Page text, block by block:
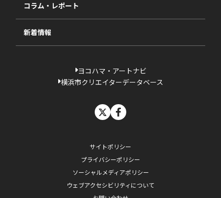
過去の採択一覧
コラム・レポート
新着情報
ヨコハマ・アートナビ
横浜市クリエイターデータベース
サイトポリシー
プライバシーポリシー
ソーシャルメディアポリシー
ウェブアクセシビリティについて